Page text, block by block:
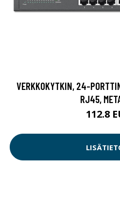
VERKKOKYTKIN, 24-
RJ45,
112.8